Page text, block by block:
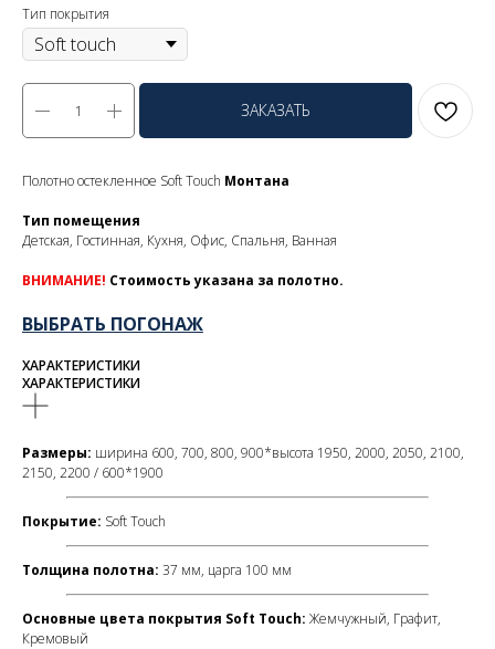
Тип покрытия
ЗАКАЗАТЬ
Полотно остекленное Soft Touch Монтана
Тип помещения
Детская, Гостинная, Кухня, Офис, Спальня, Ванная
ВНИМАНИЕ! Стоимость указана за полотно.
ВЫБРАТЬ ПОГОНАЖ
ХАРАКТЕРИСТИКИ
ХАРАКТЕРИСТИКИ
Размеры: ширина 600, 700, 800, 900*высота 1950, 2000, 2050, 2100,
2150, 2200 / 600*1900
Покрытие: Soft Touch
Толщина полотна: 37 мм, царга 100 мм
Основные цвета покрытия Soft Touch: Жемчужный, Графит,
Кремовый